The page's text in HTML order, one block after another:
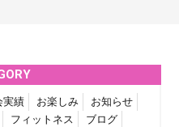
実績 お楽しみ
お知らせ
フィットネス
ブログ